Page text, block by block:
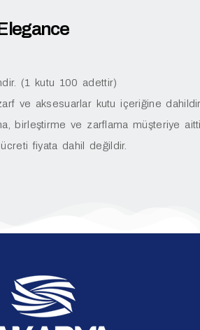
(1 kutu 100 adettir)
ve aksesuarlar kutu içeriğine
birleştirme ve zarflama müşteriye
fiyata dahil değildir.